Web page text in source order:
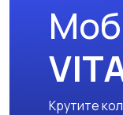
Крутите